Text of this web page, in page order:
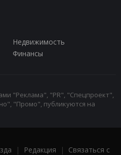
Недвижимость
Финансы
"Реклама", "PR", "Спецпроект",
"Промо", публикуются на
| Редакция | Связаться с